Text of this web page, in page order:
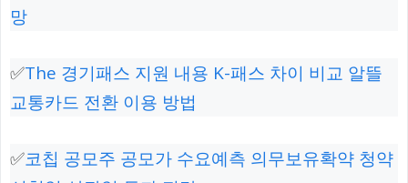
망
✅The 경기패스 지원 내용 K-패스 차이 비교 알뜰
교통카드 전환 이용 방법
✅코칩 공모주 공모가 수요예측 의무보유확약 청약